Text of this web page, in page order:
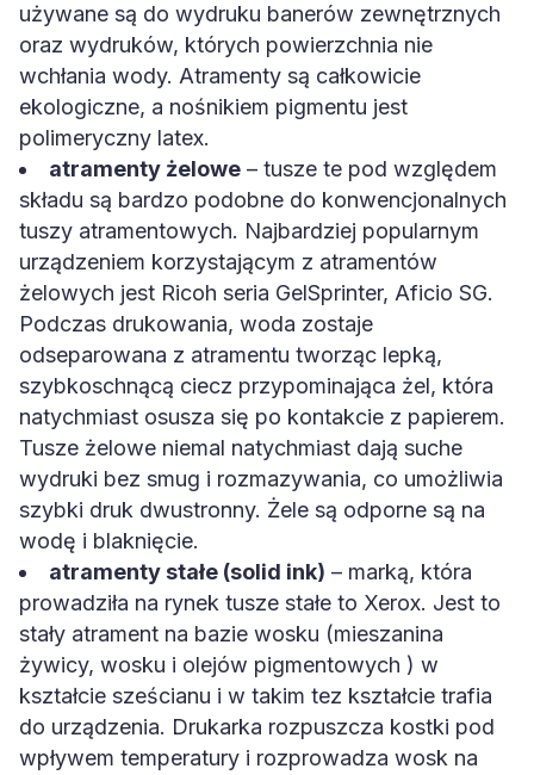
używane są do wydruku banerów zewnętrznych
oraz wydruków, których powierzchnia nie
wchłania wody. Atramenty są całkowicie
ekologiczne, a nośnikiem pigmentu jest
polimeryczny latex.
atramenty żelowe – tusze te pod względem
składu są bardzo podobne do konwencjonalnych
tuszy atramentowych. Najbardziej popularnym
urządzeniem korzystającym z atramentów
żelowych jest Ricoh seria GelSprinter, Aficio SG.
Podczas drukowania, woda zostaje
odseparowana z atramentu tworząc lepką,
szybkoschnącą ciecz przypominająca żel, która
natychmiast osusza się po kontakcie z papierem.
Tusze żelowe niemal natychmiast dają suche
wydruki bez smug i rozmazywania, co umożliwia
szybki druk dwustronny. Żele są odporne są na
wodę i blaknięcie.
atramenty stałe (solid ink) – marką, która
prowadziła na rynek tusze stałe to Xerox. Jest to
stały atrament na bazie wosku (mieszanina
żywicy, wosku i olejów pigmentowych ) w
kształcie sześcianu i w takim tez kształcie trafia
do urządzenia. Drukarka rozpuszcza kostki pod
wpływem temperatury i rozprowadza wosk na